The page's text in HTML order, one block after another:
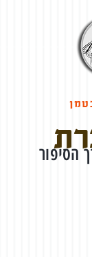
הסיפור